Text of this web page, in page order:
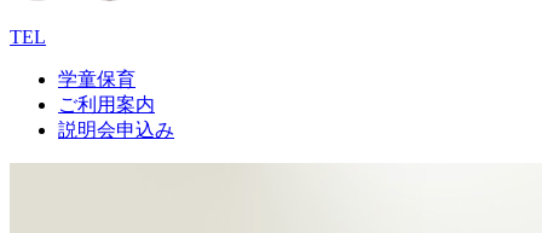
TEL
学童保育
ご利用案内
説明会申込み